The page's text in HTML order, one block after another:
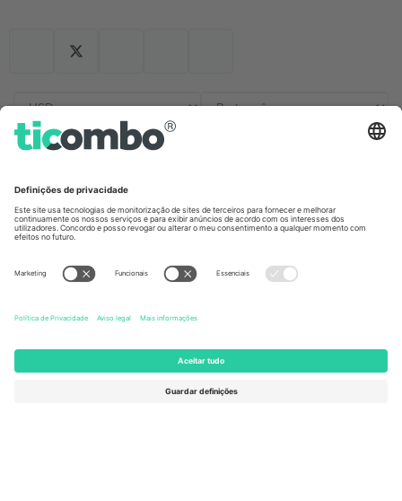
Germany
Unter den Linden 24, 10117
United Kingdom
167 City Road, London, Greater
Kingdom
United States
Newark, Delaware 19713, United
States
Engelberg, Switzerland